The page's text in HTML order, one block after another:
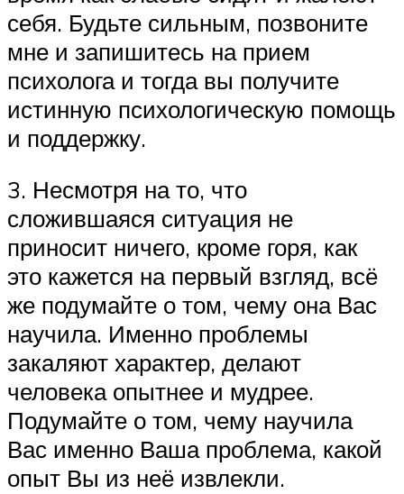
себя. Будьте сильным, позвоните
мне и запишитесь на прием
психолога и тогда вы получите
истинную психологическую помощь
и поддержку.
3. Несмотря на то, что
сложившаяся ситуация не
приносит ничего, кроме горя, как
это кажется на первый взгляд, всё
же подумайте о том, чему она Вас
научила. Именно проблемы
закаляют характер, делают
человека опытнее и мудрее.
Подумайте о том, чему научила
Вас именно Ваша проблема, какой
опыт Вы из неё извлекли.